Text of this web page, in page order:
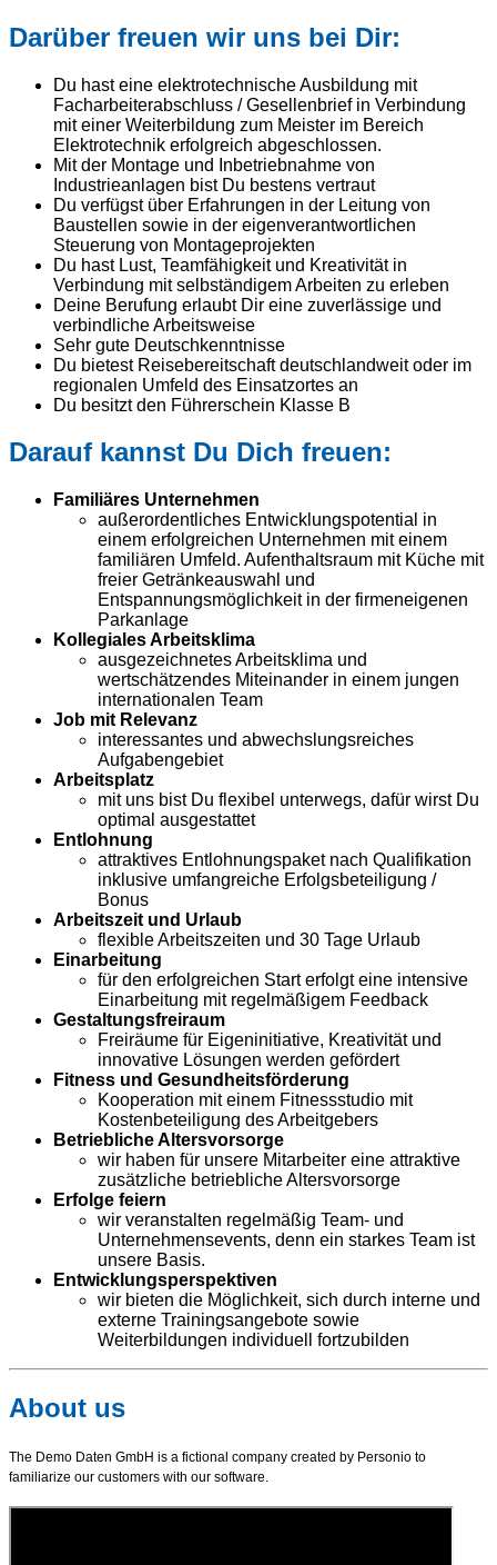
Darüber freuen wir uns bei Dir:
Du hast eine elektrotechnische Ausbildung mit
Facharbeiterabschluss / Gesellenbrief in Verbindung
mit einer Weiterbildung zum Meister im Bereich
Elektrotechnik erfolgreich abgeschlossen.
Mit der Montage und Inbetriebnahme von
Industrieanlagen bist Du bestens vertraut
Du verfügst über Erfahrungen in der Leitung von
Baustellen sowie in der eigenverantwortlichen
Steuerung von Montageprojekten
Du hast Lust, Teamfähigkeit und Kreativität in
Verbindung mit selbständigem Arbeiten zu erleben
Deine Berufung erlaubt Dir eine zuverlässige und
verbindliche Arbeitsweise
Sehr gute Deutschkenntnisse
Du bietest Reisebereitschaft deutschlandweit oder im
regionalen Umfeld des Einsatzortes an
Du besitzt den Führerschein Klasse B
Darauf kannst Du Dich freuen:
Familiäres Unternehmen
außerordentliches Entwicklungspotential in
einem erfolgreichen Unternehmen mit einem
familiären Umfeld. Aufenthaltsraum mit Küche mit
freier Getränkeauswahl und
Entspannungsmöglichkeit in der firmeneigenen
Parkanlage
Kollegiales Arbeitsklima
ausgezeichnetes Arbeitsklima und
wertschätzendes Miteinander in einem jungen
internationalen Team
Job mit Relevanz
interessantes und abwechslungsreiches
Aufgabengebiet
Arbeitsplatz
mit uns bist Du flexibel unterwegs, dafür wirst Du
optimal ausgestattet
Entlohnung
attraktives Entlohnungspaket nach Qualifikation
inklusive umfangreiche Erfolgsbeteiligung /
Bonus
Arbeitszeit und Urlaub
flexible Arbeitszeiten und 30 Tage Urlaub
Einarbeitung
für den erfolgreichen Start erfolgt eine intensive
Einarbeitung mit regelmäßigem Feedback
Gestaltungsfreiraum
Freiräume für Eigeninitiative, Kreativität und
innovative Lösungen werden gefördert
Fitness und Gesundheitsförderung
Kooperation mit einem Fitnessstudio mit
Kostenbeteiligung des Arbeitgebers
Betriebliche Altersvorsorge
wir haben für unsere Mitarbeiter eine attraktive
zusätzliche betriebliche Altersvorsorge
Erfolge feiern
wir veranstalten regelmäßig Team- und
Unternehmensevents, denn ein starkes Team ist
unsere Basis.
Entwicklungsperspektiven
wir bieten die Möglichkeit, sich durch interne und
externe Trainingsangebote sowie
Weiterbildungen individuell fortzubilden
About us
The Demo Daten GmbH is a fictional company created by Personio to
familiarize our customers with our software.